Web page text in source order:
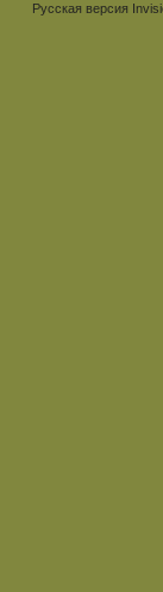
Русская версия